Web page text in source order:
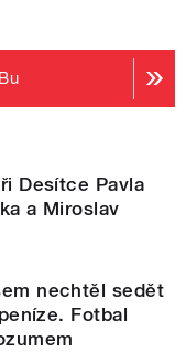
Desítce Pavla
a Miroslav
nechtěl sedět
Fotbal